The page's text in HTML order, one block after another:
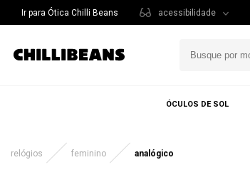
Ir para Ótica Chilli Beans acessibilidade
ÓCULOS DE SOL
relógios feminino analógico